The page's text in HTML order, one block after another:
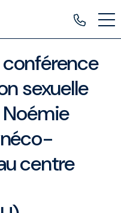
sexuelle
Noémie
centre